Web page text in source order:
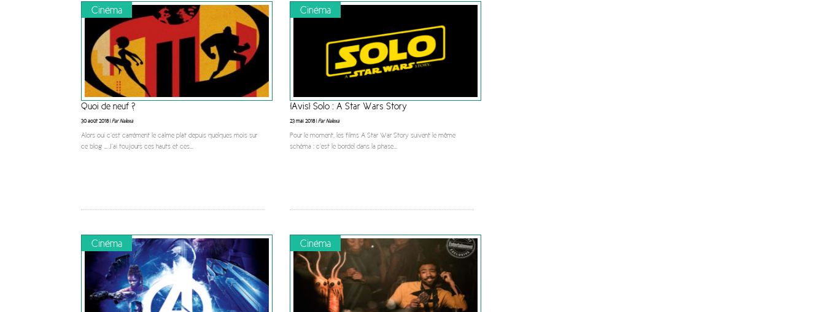
Cinéma
Quoi de neuf ?
30 août 2018 |Par Nalexa
Alors oui c’est carrément le calme plat depuis quelques mois sur
ce blog … J’ai toujours ces hauts et ces...
Cinéma
[Avis] Solo : A Star Wars Story
23 mai 2018 |Par Nalexa
Pour le moment, les films A Star War Story suivent le même
schéma : c’est le bordel dans la phase...
Cinéma Cinéma